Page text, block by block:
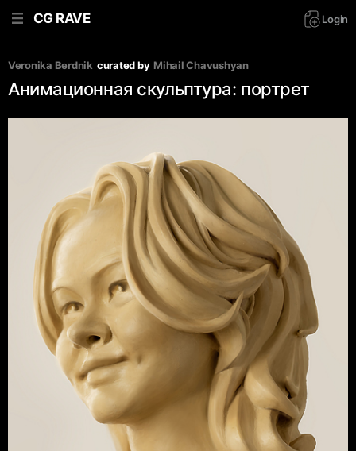
CG RAVE Login
Veronika Berdnik curated by Mihail Chavushyan
Анимационная скульптура: портрет